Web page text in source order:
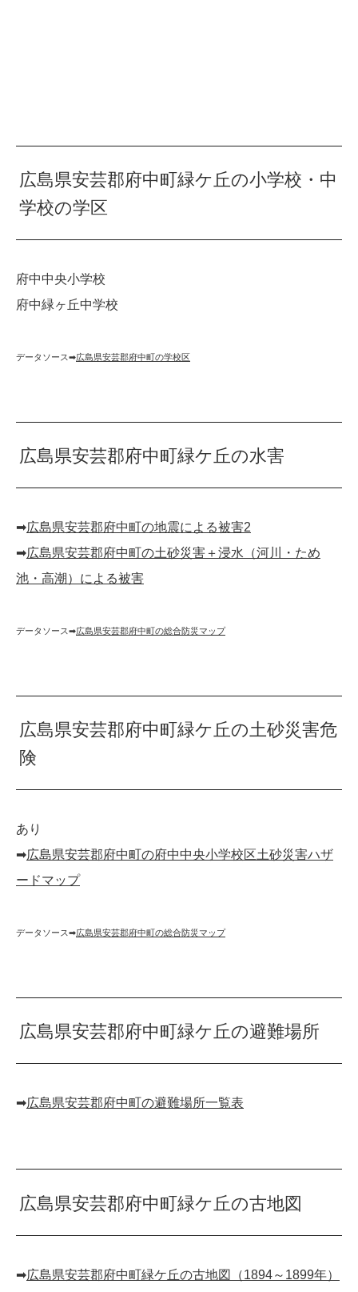
広島県安芸郡府中町緑ケ丘の小学校・中
学校の学区
府中中央小学校
府中緑ヶ丘中学校
データソース➡︎広島県安芸郡府中町の学校区
広島県安芸郡府中町緑ケ丘の水害
➡︎広島県安芸郡府中町の地震による被害2
➡︎広島県安芸郡府中町の土砂災害＋浸水（河川・ため
池・高潮）による被害
データソース➡︎広島県安芸郡府中町の総合防災マップ
広島県安芸郡府中町緑ケ丘の土砂災害危
険
あり
➡︎広島県安芸郡府中町の府中中央小学校区土砂災害ハザ
ードマップ
データソース➡︎広島県安芸郡府中町の総合防災マップ
広島県安芸郡府中町緑ケ丘の避難場所
➡︎広島県安芸郡府中町の避難場所一覧表
広島県安芸郡府中町緑ケ丘の古地図
➡︎広島県安芸郡府中町緑ケ丘の古地図（1894～1899年）